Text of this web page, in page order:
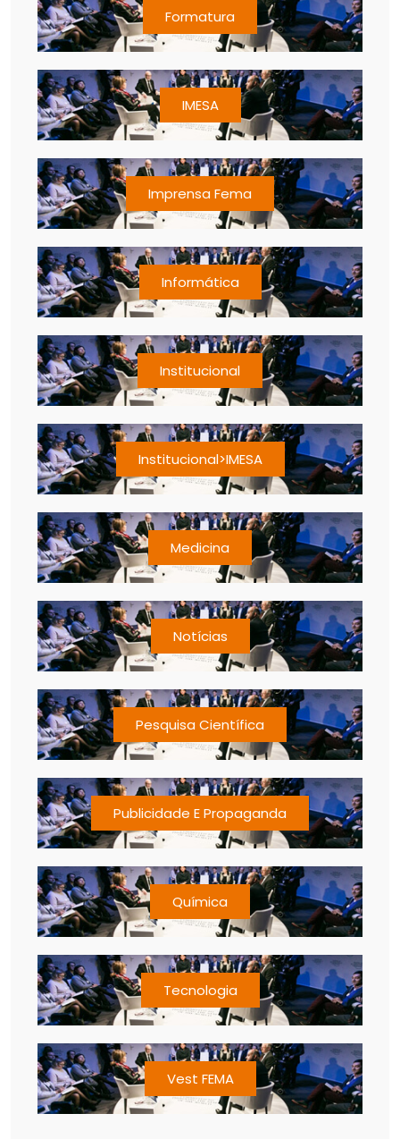
Formatura
IMESA
Imprensa Fema
Informática
Institucional
Institucional>IMESA
Medicina
Notícias
Pesquisa Científica
Publicidade E Propaganda
Química
Tecnologia
Vest FEMA